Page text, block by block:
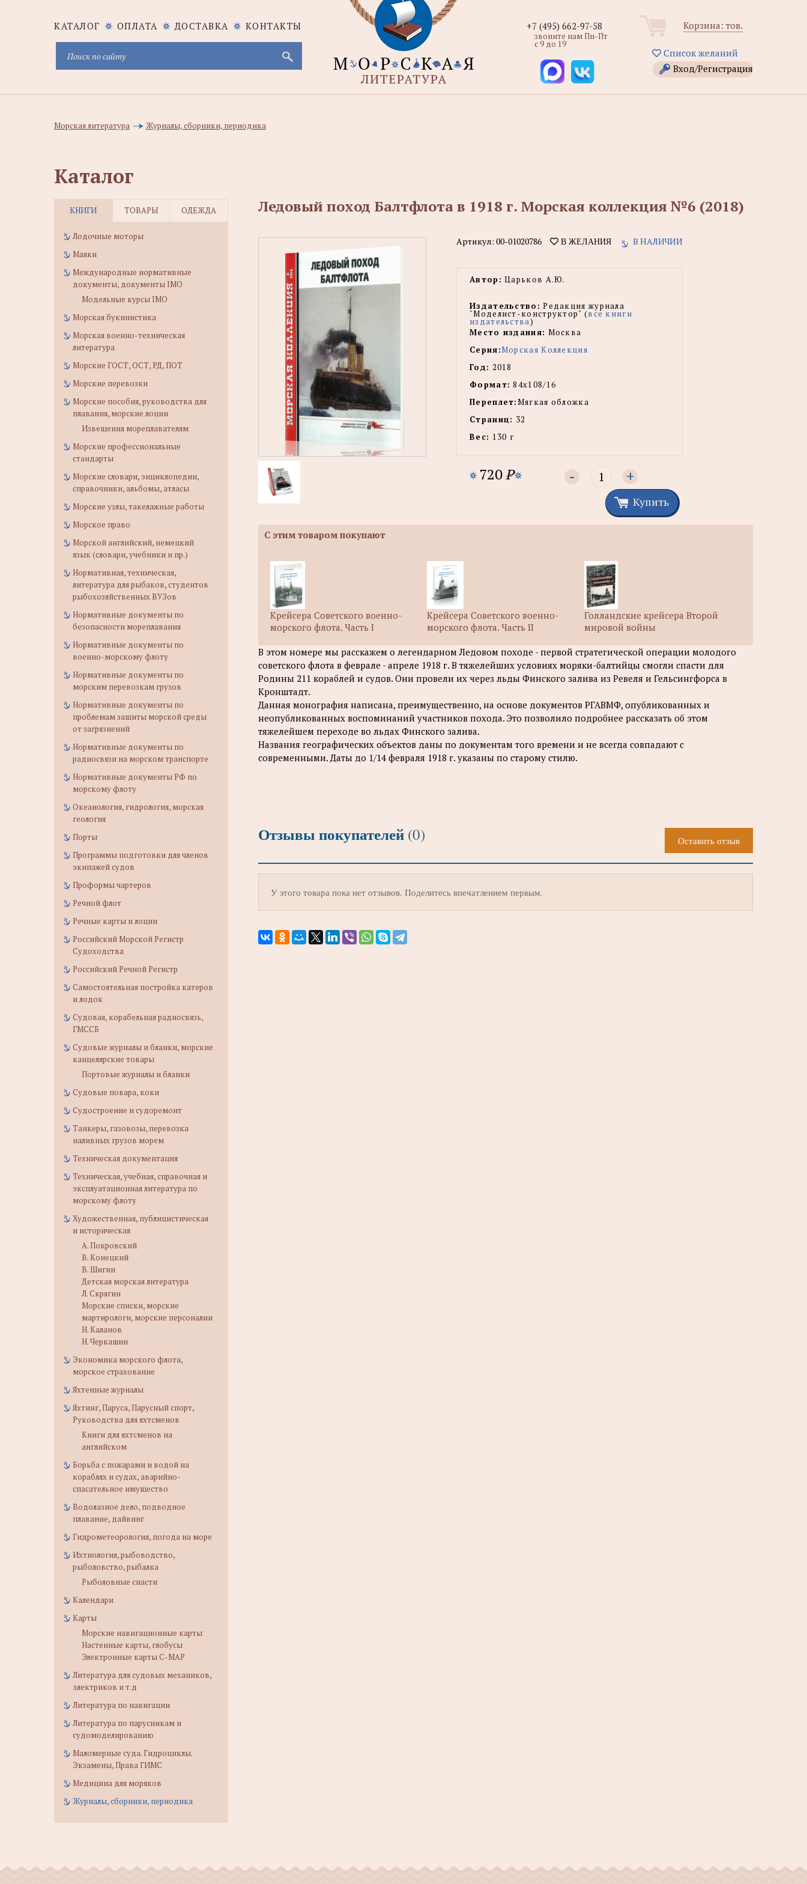
КАТАЛОГ ОПЛАТА ДОСТАВКА КОНТАКТЫ Корзина: тов.
Список желаний
Вход/Регистрация
+7 (495) 662-97-58
звоните нам Пн-Пт
с 9 до 19
Морская литература Журналы, сборники, периодика
Каталог
КНИГИ ТОВАРЫ ОДЕЖДА
Лодочные моторы
Маяки
Международные нормативные
документы, документы IMO
Модельные курсы IMO
Морская букинистика
Морская военно-техническая
литература
Морские ГОСТ, ОСТ, РД, ПОТ
Морские перевозки
Морские пособия, руководства для
плавания, морские лоции
Извещения мореплавателям
Морские профессиональные
стандарты
Морские словари, энциклопедии,
справочники, альбомы, атласы
Морские узлы, такелажные работы
Морское право
Морской английский, немецкий
язык (словари, учебники и пр.)
Нормативная, техническая,
литература для рыбаков, студентов
рыбохозяйственных ВУЗов
Нормативные документы по
безопасности мореплавания
Нормативные документы по
военно-морскому флоту
Нормативные документы по
морским перевозкам грузов
Нормативные документы по
проблемам защиты морской среды
от загрязнений
Нормативные документы по
радиосвязи на морском транспорте
Нормативные документы РФ по
морскому флоту
Океанология, гидрология, морская
геология
Порты
Программы подготовки для членов
экипажей судов
Проформы чартеров
Речной флот
Речные карты и лоции
Российский Морской Регистр
Судоходства
Российский Речной Регистр
Самостоятельная постройка катеров
и лодок
Судовая, корабельная радиосвязь,
ГМССБ
Судовые журналы и бланки, морские
канцелярские товары
Портовые журналы и бланки
Судовые повара, коки
Судостроение и судоремонт
Танкеры, газовозы, перевозка
наливных грузов морем
Техническая документация
Техническая, учебная, справочная и
эксплуатационная литература по
морскому флоту
Художественная, публицистическая
и историческая
А. Покровский
В. Конецкий
В. Шигин
Детская морская литература
Л. Скрягин
Морские списки, морские
мартирологи, морские персоналии
Н. Каланов
Н. Черкашин
Экономика морского флота,
морское страхование
Яхтенные журналы
Яхтинг, Паруса, Парусный спорт,
Руководства для яхтсменов
Книги для яхтсменов на
английском
Борьба с пожарами и водой на
кораблях и судах, аварийно-
спасательное имущество
Водолазное дело, подводное
плавание, дайвинг
Гидрометеорология, погода на море
Ихтиология, рыбоводство,
рыболовство, рыбалка
Рыболовные снасти
Календари
Карты
Морские навигационные карты
Настенные карты, глобусы
Электронные карты C-MAP
Литература для судовых механиков,
электриков и т.д
Литература по навигации
Литература по парусникам и
судомоделированию
Маломерные суда. Гидроциклы.
Экзамены, Права ГИМС
Медицина для моряков
Журналы, сборники, периодика
Ледовый поход Балтфлота в 1918 г. Морская коллекция №6 (2018)
Артикул: 00-01020786 В ЖЕЛАНИЯ В НАЛИЧИИ
Автор: Царьков А.Ю.
Издательство: Редакция журнала
"Моделист-конструктор" (все книги
издательства)
Место издания: Москва
Серия:Морская Коллекция
Год: 2018
Формат: 84x108/16
Переплет:Мягкая обложка
Страниц: 32
Вес: 130 г
720P - +
Купить
С этим товаром покупают
Крейсера Советского военно-
морского флота. Часть I
Крейсера Советского военно-
морского флота. Часть II
Голландские крейсера Второй
мировой войны
В этом номере мы расскажем о легендарном Ледовом походе - первой стратегической операции молодого
советского флота в феврале - апреле 1918 г. В тяжелейших условиях моряки-балтийцы смогли спасти для
Родины 211 кораблей и судов. Они провели их через льды Финского залива из Ревеля и Гельсингфорса в
Кронштадт.
Данная монография написана, преимущественно, на основе документов РГАВМФ, опубликованных и
неопубликованных воспоминаний участников похода. Это позволило подробнее рассказать об этом
тяжелейшем переходе во льдах Финского залива.
Названия географических объектов даны по документам того времени и не всегда совпадают с
современными. Даты до 1/14 февраля 1918 г. указаны по старому стилю.
Отзывы покупателей (0) Оставить отзыв
У этого товара пока нет отзывов. Поделитесь впечатлением первым.